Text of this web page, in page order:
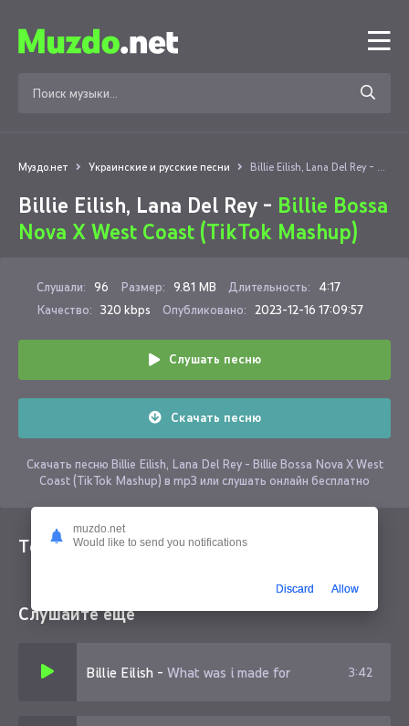
Муздо.нет Украинские и русские песни Billie Eilish, Lana Del Rey - Billie Bossa Nova X West Coast (TikTok Mashup)
Billie Eilish, Lana Del Rey - Billie Bossa
Nova X West Coast (TikTok Mashup)
Слушали: 96 Размер: 9.81 MB Длительность:
4:17
Качество: 320 kbps Опубликовано: 2023-12-16 17:09:57
Слушать песню
Скачать песню
Скачать песню Billie Eilish, Lana Del Rey - Billie Bossa Nova X West
Coast (TikTok Mashup) в mp3 или слушать онлайн бесплатно
Текст песни
Слушайте еще
Billie Eilish - What was i made for 3:42
muzdo.net
Would like to send you notifications
Discard Allow